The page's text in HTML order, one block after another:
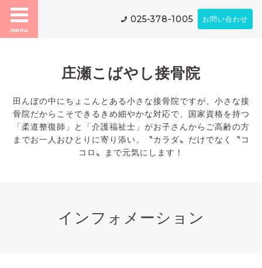
menu
025-378-1005 お問い合わせ
庄瀬こばやし接骨院
田んぼの中にちょこんとある小さな接骨院ですが、小さな接
骨院だからこそできるきめ細やかな対応で、国家資格を持つ
「柔道整復師」と「介護福祉士」がお子さんからご高齢の方
までお一人おひとりに寄り添い、〝カラダ〟だけでなく〝コ
コロ〟まで元気にします！
インフォメーション